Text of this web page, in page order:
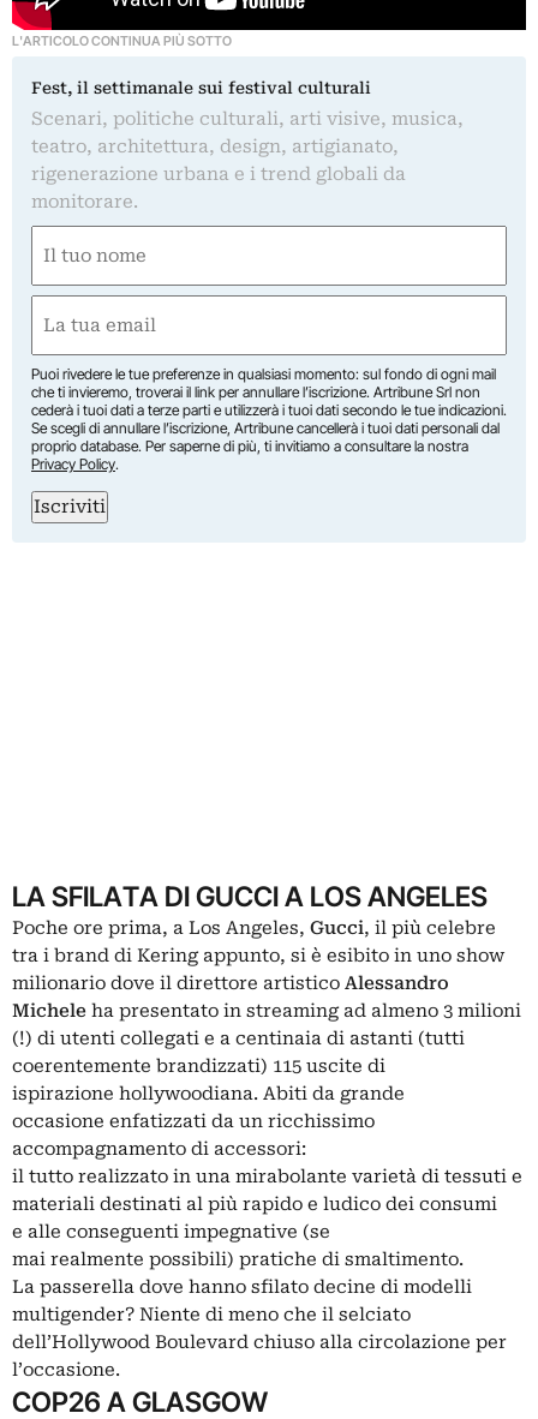
L'ARTICOLO CONTINUA PIÙ SOTTO
Fest, il settimanale sui festival culturali
Scenari, politiche culturali, arti visive, musica,
teatro, architettura, design, artigianato,
rigenerazione urbana e i trend globali da
monitorare.
(Obbligatorio)
Nome
(Obbligatorio)
Puoi rivedere le tue preferenze in qualsiasi momento: sul fondo di ogni mail
che ti invieremo, troverai il link per annullare l’iscrizione. Artribune Srl non
cederà i tuoi dati a terze parti e utilizzerà i tuoi dati secondo le tue indicazioni.
Se scegli di annullare l’iscrizione, Artribune cancellerà i tuoi dati personali dal
proprio database. Per saperne di più, ti invitiamo a consultare la nostra
Privacy Policy.
Iscriviti
LA SFILATA DI GUCCI A LOS ANGELES
Poche ore prima, a Los Angeles, Gucci, il più celebre
tra i brand di Kering appunto, si è esibito in uno show
milionario dove il direttore artistico Alessandro
Michele ha presentato in streaming ad almeno 3 milioni
(!) di utenti collegati e a centinaia di astanti (tutti
coerentemente brandizzati) 115 uscite di
ispirazione hollywoodiana. Abiti da grande
occasione enfatizzati da un ricchissimo
accompagnamento di accessori:
il tutto realizzato in una mirabolante varietà di tessuti e
materiali destinati al più rapido e ludico dei consumi
e alle conseguenti impegnative (se
mai realmente possibili) pratiche di smaltimento.
La passerella dove hanno sfilato decine di modelli
multigender? Niente di meno che il selciato
dell’Hollywood Boulevard chiuso alla circolazione per
l’occasione.
COP26 A GLASGOW